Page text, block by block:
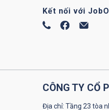
Kết nối với
CÔNG TY CỔ
Địa chỉ: Tầng 23 tòa